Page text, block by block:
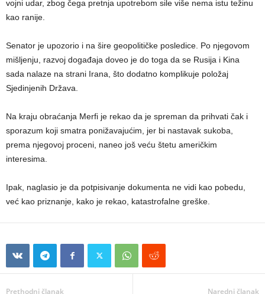
vojni udar, zbog čega pretnja upotrebom sile više nema istu težinu
kao ranije.
Senator je upozorio i na šire geopolitičke posledice. Po njegovom
mišljenju, razvoj događaja doveo je do toga da se Rusija i Kina
sada nalaze na strani Irana, što dodatno komplikuje položaj
Sjedinjenih Država.
Na kraju obraćanja Merfi je rekao da je spreman da prihvati čak i
sporazum koji smatra ponižavajućim, jer bi nastavak sukoba,
prema njegovoj proceni, naneo još veću štetu američkim
interesima.
Ipak, naglasio je da potpisivanje dokumenta ne vidi kao pobedu,
već kao priznanje, kako je rekao, katastrofalne greške.
Prethodni članak Naredni članak